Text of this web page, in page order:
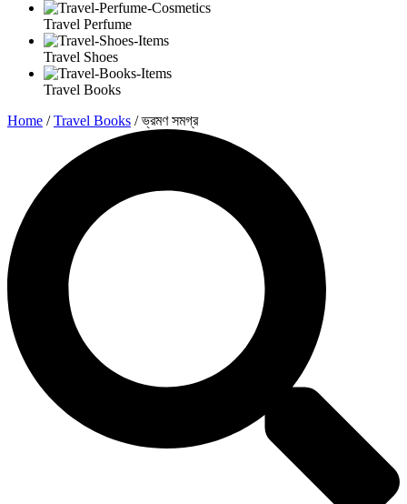
Travel Perfume
Travel Shoes
Travel Books
Home /Travel Books / ভ্রমণ সমগ্র